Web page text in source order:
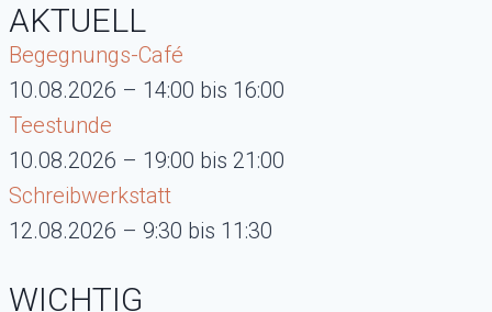
AKTUELL
Begegnungs-Café
10.08.2026 – 14:00 bis 16:00
Teestunde
10.08.2026 – 19:00 bis 21:00
Schreibwerkstatt
12.08.2026 – 9:30 bis 11:30
WICHTIG